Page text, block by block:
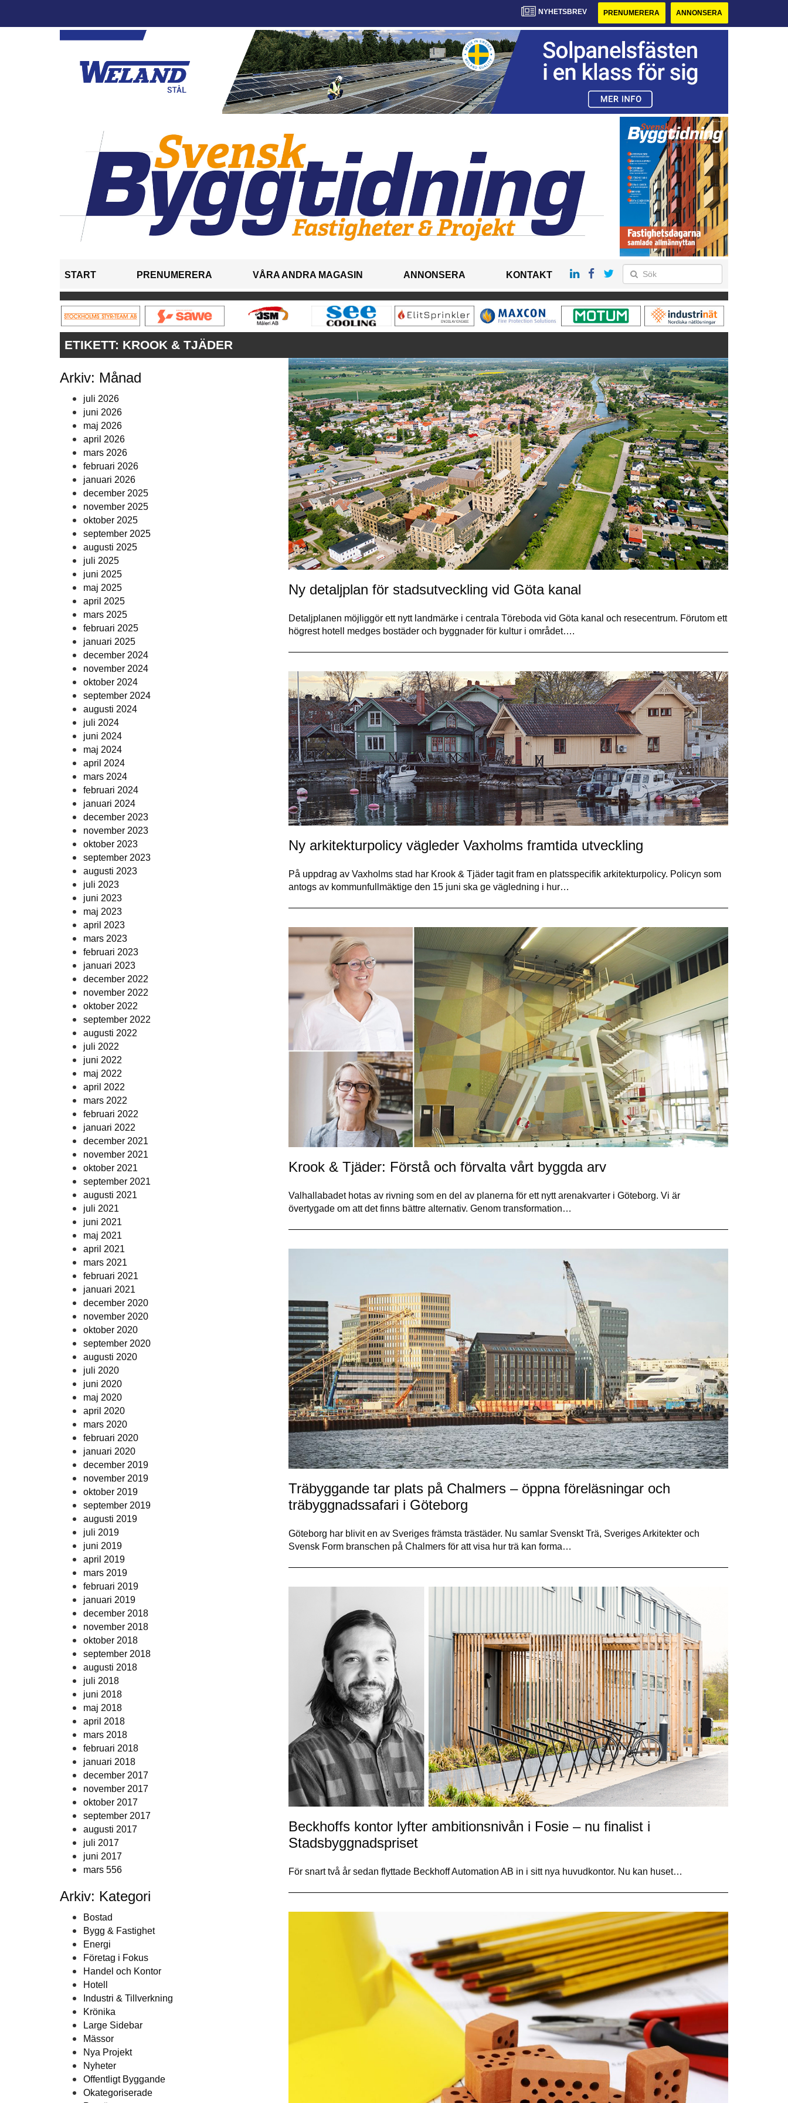
NYHETSBREV PRENUMERERA ANNONSERA
START PRENUMERERA VÅRA ANDRA MAGASIN ANNONSERA KONTAKT
ETIKETT: KROOK & TJÄDER
Arkiv: Månad
juli 2026
juni 2026
maj 2026
april 2026
mars 2026
februari 2026
januari 2026
december 2025
november 2025
oktober 2025
september 2025
augusti 2025
juli 2025
juni 2025
maj 2025
april 2025
mars 2025
februari 2025
januari 2025
december 2024
november 2024
oktober 2024
september 2024
augusti 2024
juli 2024
juni 2024
maj 2024
april 2024
mars 2024
februari 2024
januari 2024
december 2023
november 2023
oktober 2023
september 2023
augusti 2023
juli 2023
juni 2023
maj 2023
april 2023
mars 2023
februari 2023
januari 2023
december 2022
november 2022
oktober 2022
september 2022
augusti 2022
juli 2022
juni 2022
maj 2022
april 2022
mars 2022
februari 2022
januari 2022
december 2021
november 2021
oktober 2021
september 2021
augusti 2021
juli 2021
juni 2021
maj 2021
april 2021
mars 2021
februari 2021
januari 2021
december 2020
november 2020
oktober 2020
september 2020
augusti 2020
juli 2020
juni 2020
maj 2020
april 2020
mars 2020
februari 2020
januari 2020
december 2019
november 2019
oktober 2019
september 2019
augusti 2019
juli 2019
juni 2019
april 2019
mars 2019
februari 2019
januari 2019
december 2018
november 2018
oktober 2018
september 2018
augusti 2018
juli 2018
juni 2018
maj 2018
april 2018
mars 2018
februari 2018
januari 2018
december 2017
november 2017
oktober 2017
september 2017
augusti 2017
juli 2017
juni 2017
mars 556
Arkiv: Kategori
Bostad
Bygg & Fastighet
Energi
Företag i Fokus
Handel och Kontor
Hotell
Industri & Tillverkning
Krönika
Large Sidebar
Mässor
Nya Projekt
Nyheter
Offentligt Byggande
Okategoriserade
Ny detaljplan för stadsutveckling vid Göta kanal
Detaljplanen möjliggör ett nytt landmärke i centrala Töreboda vid Göta kanal och resecentrum. Förutom ett
högrest hotell medges bostäder och byggnader för kultur i området….
Ny arkitekturpolicy vägleder Vaxholms framtida utveckling
På uppdrag av Vaxholms stad har Krook & Tjäder tagit fram en platsspecifik arkitekturpolicy. Policyn som
antogs av kommunfullmäktige den 15 juni ska ge vägledning i hur…
Krook & Tjäder: Förstå och förvalta vårt byggda arv
Valhallabadet hotas av rivning som en del av planerna för ett nytt arenakvarter i Göteborg. Vi är
övertygade om att det finns bättre alternativ. Genom transformation…
Träbyggande tar plats på Chalmers – öppna föreläsningar och
träbyggnadssafari i Göteborg
Göteborg har blivit en av Sveriges främsta trästäder. Nu samlar Svenskt Trä, Sveriges Arkitekter och
Svensk Form branschen på Chalmers för att visa hur trä kan forma…
Beckhoffs kontor lyfter ambitionsnivån i Fosie – nu finalist i
Stadsbyggnadspriset
För snart två år sedan flyttade Beckhoff Automation AB in i sitt nya huvudkontor. Nu kan huset…